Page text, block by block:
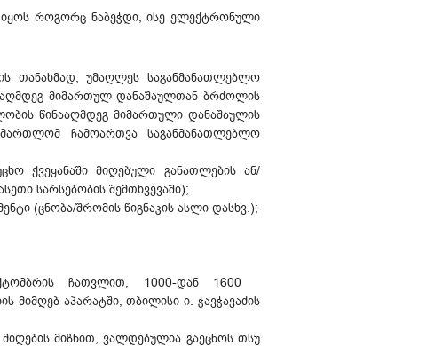
იყოს როგორც ნაბეჭდი, ისე ელექტრონული
თანახმად, უმაღლეს საგანმანათლებლო
მიმართულ დანაშაულთან ბრძოლის
წინააღმდეგ მიმართული დანაშაულის
ჩამოართვა საგანმანათლებლო
ქვეყანაში მიღებული განათლების ან/
სარსებობის შემთხვევაში);
(ცნობა/შრომის წიგნაკის ასლი დასხვ.);
ჩათვლით, 1000-დან 1600
აპარატში, თბილისი ი. ჭავჭავაძის
მიზნით, ვალდებულია გაეცნოს თსუ